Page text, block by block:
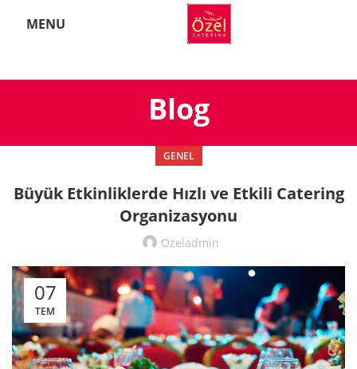
MENU
Blog
GENEL
Büyük Etkinliklerde Hızlı ve Etkili Catering
Organizasyonu
Ozeladmin
07
TEM